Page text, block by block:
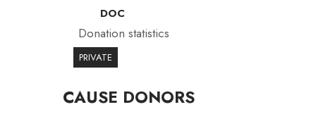
DOC
Donation statistics
PRIVATE
CAUSE DONORS